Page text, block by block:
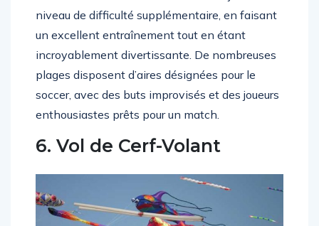
niveau de difficulté supplémentaire, en faisant
un excellent entraînement tout en étant
incroyablement divertissante. De nombreuses
plages disposent d’aires désignées pour le
soccer, avec des buts improvisés et des joueurs
enthousiastes prêts pour un match.
6. Vol de Cerf-Volant